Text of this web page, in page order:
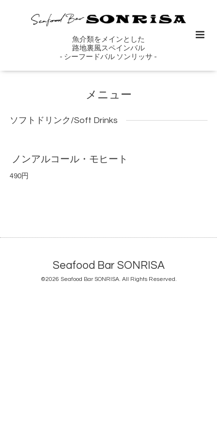
魚介類をメインとした
路地裏風スペインバル
- シーフードバル ソンリッサ -
メニュー
ソフトドリンク/Soft Drinks
ノンアルコール・モヒート
490円
Seafood Bar SONRISA
©2026 Seafood Bar SONRISA. All Rights Reserved.